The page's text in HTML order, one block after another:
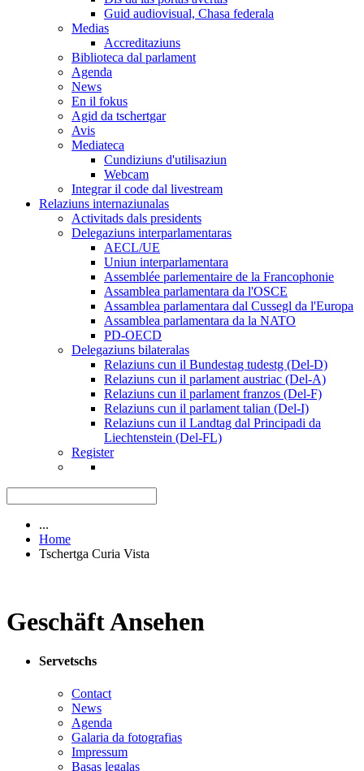
Guid audiovisual, Chasa federala
Medias
Accreditaziuns
Biblioteca dal parlament
Agenda
News
En il fokus
Agid da tschertgar
Avis
Mediateca
Cundiziuns d'utilisaziun
Webcam
Integrar il code dal livestream
Relaziuns internaziunalas
Activitads dals presidents
Delegaziuns interparlamentaras
AECL/UE
Uniun interparlamentara
Assemblée parlementaire de la Francophonie
Assamblea parlamentara da l'OSCE
Assamblea parlamentara dal Cussegl da l'Europa
Assamblea parlamentara da la NATO
PD-OECD
Delegaziuns bilateralas
Relaziuns cun il Bundestag tudestg (Del-D)
Relaziuns cun il parlament austriac (Del-A)
Relaziuns cun il parlament franzos (Del-F)
Relaziuns cun il parlament talian (Del-I)
Relaziuns cun il Landtag dal Principadi da
Liechtenstein (Del-FL)
Register
...
Home
Tschertga Curia Vista
Geschäft Ansehen
Servetschs
Contact
News
Agenda
Galaria da fotografias
Impressum
Basas legalas